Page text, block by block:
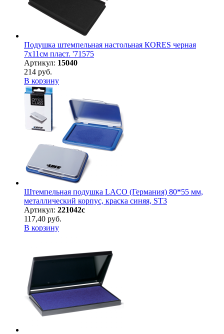
Подушка штемпельная настольная КORES черная
7х11см пласт. '71575
Артикул: 15040
214 руб.
В корзину
Штемпельная подушка LACO (Германия) 80*55 мм,
металлический корпус, краска синяя, ST3
Артикул: 221042с
117,40 руб.
В корзину